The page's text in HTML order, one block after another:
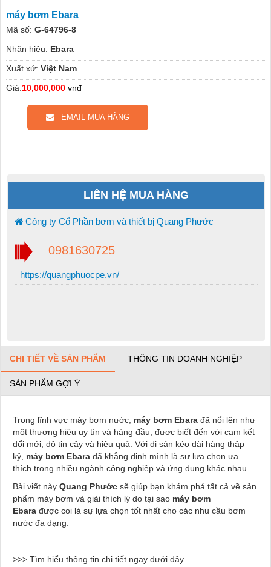
máy bơm Ebara
Mã số: G-64796-8
Nhãn hiệu: Ebara
Xuất xứ: Việt Nam
Giá:10,000,000 vnđ
EMAIL MUA HÀNG
LIÊN HỆ MUA HÀNG
Công ty Cổ Phần bơm và thiết bị Quang Phước
0981630725
https://quangphuocpe.vn/
CHI TIẾT VỀ SẢN PHẨM THÔNG TIN DOANH NGHIỆP
SẢN PHẨM GỢI Ý
Trong lĩnh vực máy bơm nước, máy bơm Ebara đã nổi lên như
một thương hiệu uy tín và hàng đầu, được biết đến với cam kết
đổi mới, độ tin cậy và hiệu quả. Với di sản kéo dài hàng thập
kỷ, máy bơm Ebara đã khẳng định mình là sự lựa chọn ưa
thích trong nhiều ngành công nghiệp và ứng dụng khác nhau.
Bài viết này Quang Phước sẽ giúp bạn khám phá tất cả về sản
phẩm máy bơm và giải thích lý do tại sao máy bơm
Ebara được coi là sự lựa chọn tốt nhất cho các nhu cầu bơm
nước đa dạng.
>>> Tìm hiểu thông tin chi tiết ngay dưới đây